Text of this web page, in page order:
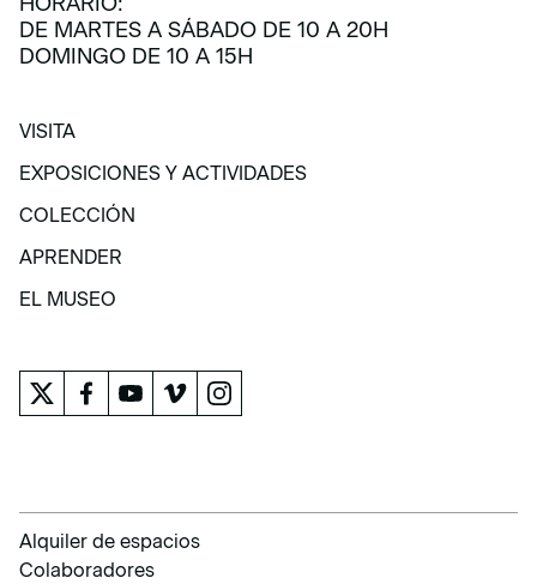
DE MARTES A SÁBADO DE 10 A 20H
DOMINGO DE 10 A 15H
VISITA
VISITA
EXPOSICIONES Y ACTIVIDADES
EXPOSICIONES Y ACTIVIDADES
COLECCIÓN
COLECCIÓN
APRENDER
APRENDER
EL MUSEO
Alquiler de espacios
Colaboradores